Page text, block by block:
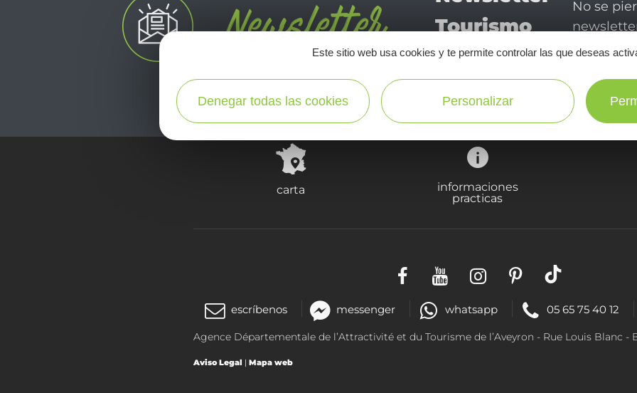
Tourismo
en Aveyron
No se
disfrutar
¡SUSCRÍBASE A NUESTRO NEWSLETTER AQUÍ!
carta
informaciones
practicas
escríbenos messenger whatsapp 05 65 75 40 12
Agence Départementale de l’Attractivité et du Tourisme de l’Aveyron - Rue Louis Blanc -
Aviso Legal | Mapa web
Este sitio web usa cookies y te permite controlar las que deseas
Denegar todas las cookies Personalizar